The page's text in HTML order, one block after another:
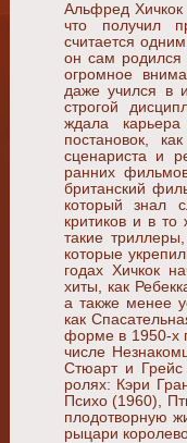
Альфред Хичкок
что получил
считается
он сам родился
огромное
даже учился в
строгой
ждала
постановок,
сценариста и
ранних
британский
который знал
критиков и в
такие
которые
годах Хичкок
хиты, как
а также менее
как
форме в 1950-х
числе
Стюарт и
ролях: Кэри
Психо (1960),
плодотворную
рыцари